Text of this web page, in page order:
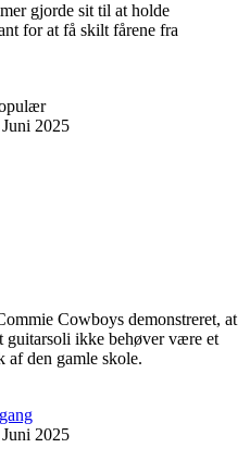
gjorde sit til at holde
for at få skilt fårene fra
2025
Cowboys demonstreret, at
guitarsoli ikke behøver være et
af den gamle skole.
2025